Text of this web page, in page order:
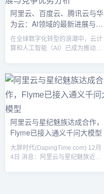
的前沿。投资激增的原因AI投资的
爆发性增长源于多个因素。首先，
AI技术的快速进步，尤其是在机器
等领域的突破，提升了其商业...
阿里云、百度云、腾讯云与华
为云：AI领域的最新进展与竞
争优势分析
在全球数字化转型的浪潮中，云计
算和人工智能（AI）已成为推动企
云、腾讯云和华为云，凭借各自强
大的技术优势，在AI领域展开了激
烈竞争。本文将对四大云平台在AI
技术方面的最新进展进行梳理，并
分析各自的竞争优势。1. 阿里云：
云计算与AI融合创新，全面布局智
能化生态作为中国领先的云计算服
上不断突破，成功将AI与云...
阿里云与星纪魅族达成合作，
Flyme已接入通义千问大模型
大屏时代(DapingTime.com) 12月
4日 消息：阿里云与星纪魅族近日